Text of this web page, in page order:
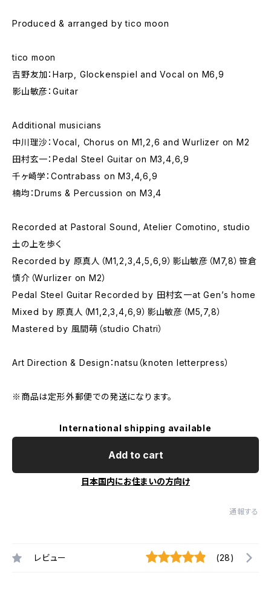
Produced & arranged by tico moon
tico moon
吉野友加：Harp, Glockenspiel and Vocal on M6,9
影山敏彦：Guitar
Additional musicians
中川理沙：Vocal, Chorus on M1,2,6 and Wurlizer on M2
田村玄一：Pedal Steel Guitar on M3,4,6,9
千ヶ崎学：Contrabass on M3,4,6,9
楠均：Drums & Percussion on M3,4
Recorded at Pastoral Sound, Atelier Comotino, studio
土の上を歩く
Recorded by 原真人（M1,2,3,4,5,6,9）影山敏彦（M7,8）笹倉
慎介（Wurlizer on M2）
Pedal Steel Guitar Recorded by 田村玄一at Gen’s home
Mixed by 原真人（M1,2,3,4,6,9）影山敏彦（M5,7,8）
Mastered by 風間萌（studio Chatri）
Art Direction & Design：natsu（knoten letterpress）
※商品は定形外郵便での発送になります。
International shipping available
Add to cart
日本国内にお住まいの方向け
通報する
レビュー (28)